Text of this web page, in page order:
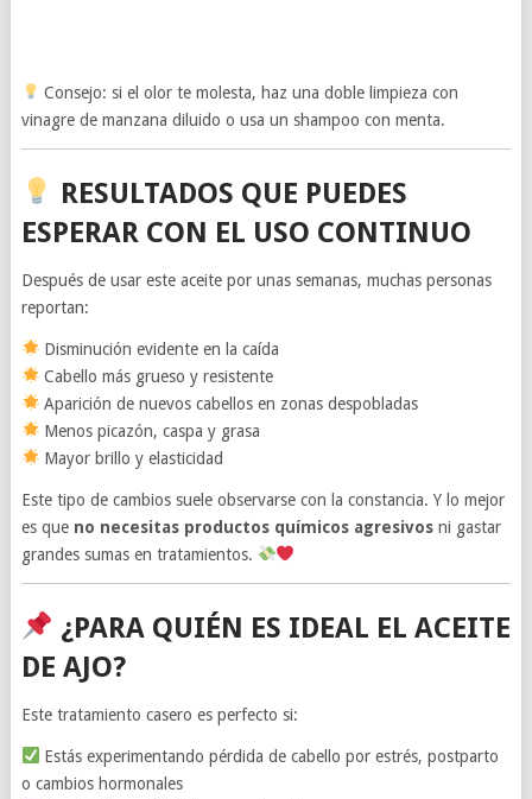
Consejo: si el olor te molesta, haz una doble limpieza con
vinagre de manzana diluido o usa un shampoo con menta.
RESULTADOS QUE PUEDES
ESPERAR CON EL USO CONTINUO
Después de usar este aceite por unas semanas, muchas personas
reportan:
Disminución evidente en la caída
Cabello más grueso y resistente
Aparición de nuevos cabellos en zonas despobladas
Menos picazón, caspa y grasa
Mayor brillo y elasticidad
Este tipo de cambios suele observarse con la constancia. Y lo mejor
es que no necesitas productos químicos agresivosni gastar
grandes sumas en tratamientos.
¿PARA QUIÉN ES IDEAL EL ACEITE
DE AJO?
Este tratamiento casero es perfecto si:
Estás experimentando pérdida de cabello por estrés, postparto
o cambios hormonales